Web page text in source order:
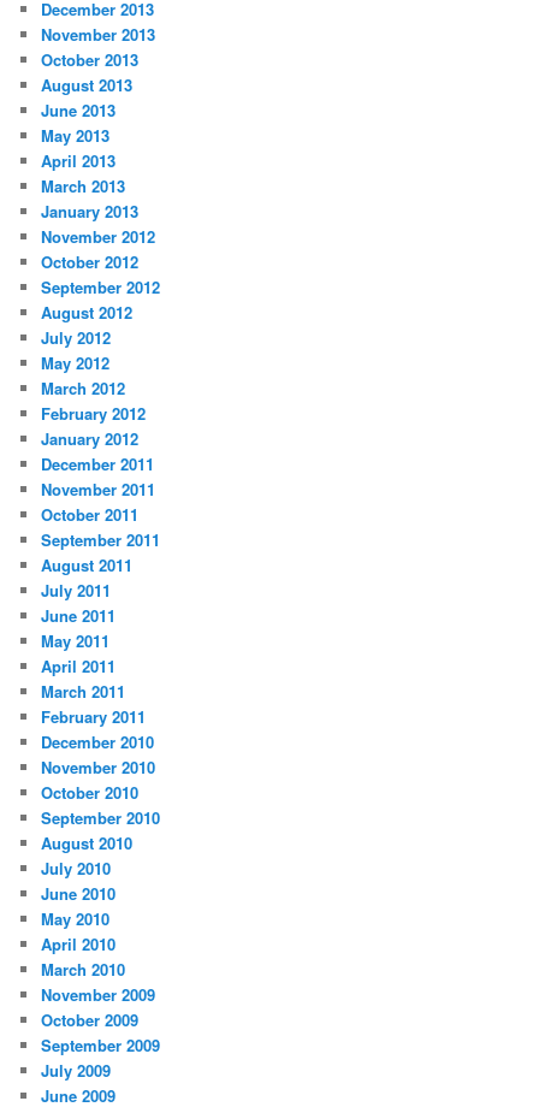
December 2013
November 2013
October 2013
August 2013
June 2013
May 2013
April 2013
March 2013
January 2013
November 2012
October 2012
September 2012
August 2012
July 2012
May 2012
March 2012
February 2012
January 2012
December 2011
November 2011
October 2011
September 2011
August 2011
July 2011
June 2011
May 2011
April 2011
March 2011
February 2011
December 2010
November 2010
October 2010
September 2010
August 2010
July 2010
June 2010
May 2010
April 2010
March 2010
November 2009
October 2009
September 2009
July 2009
June 2009